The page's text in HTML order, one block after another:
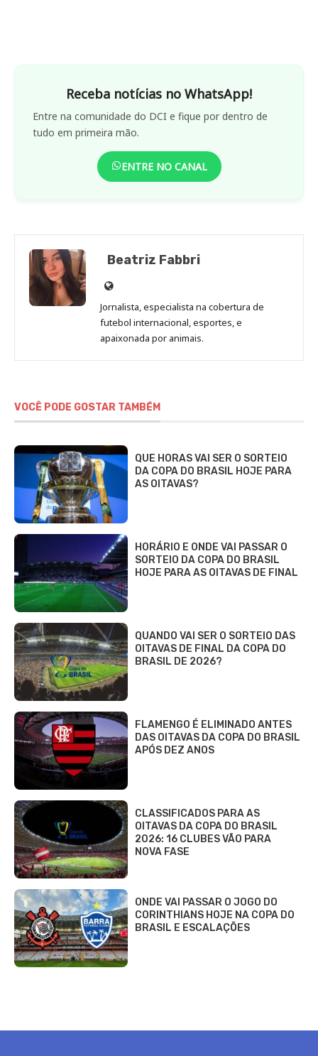
Receba notícias no WhatsApp!
Entre na comunidade do DCI e fique por dentro de
tudo em primeira mão.
ENTRE NO CANAL
Beatriz Fabbri
Site
de
Beatriz
Fabbri
Jornalista, especialista na cobertura de
futebol internacional, esportes, e
apaixonada por animais.
VOCÊ PODE GOSTAR TAMBÉM
QUE HORAS VAI SER O SORTEIO
DA COPA DO BRASIL HOJE PARA
AS OITAVAS?
HORÁRIO E ONDE VAI PASSAR O
SORTEIO DA COPA DO BRASIL
HOJE PARA AS OITAVAS DE FINAL
QUANDO VAI SER O SORTEIO DAS
OITAVAS DE FINAL DA COPA DO
BRASIL DE 2026?
FLAMENGO É ELIMINADO ANTES
DAS OITAVAS DA COPA DO BRASIL
APÓS DEZ ANOS
CLASSIFICADOS PARA AS
OITAVAS DA COPA DO BRASIL
2026: 16 CLUBES VÃO PARA
NOVA FASE
ONDE VAI PASSAR O JOGO DO
CORINTHIANS HOJE NA COPA DO
BRASIL E ESCALAÇÕES